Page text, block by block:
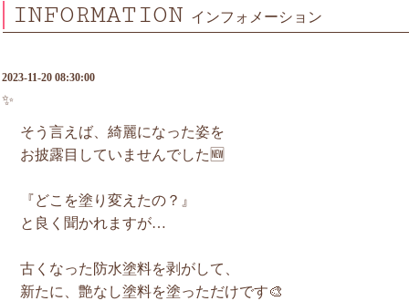
INFORMATION インフォメーション
2023-11-20 08:30:00
✨
そう言えば、綺麗になった姿を
お披露目していませんでした🆕
『どこを塗り変えたの？』
と良く聞かれますが…
古くなった防水塗料を剥がして、
新たに、艶なし塗料を塗っただけです🎨